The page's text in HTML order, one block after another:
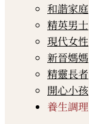
和諧家庭
精英男士
現代女性
新晉媽媽
精靈長者
開心小孩
養生調理